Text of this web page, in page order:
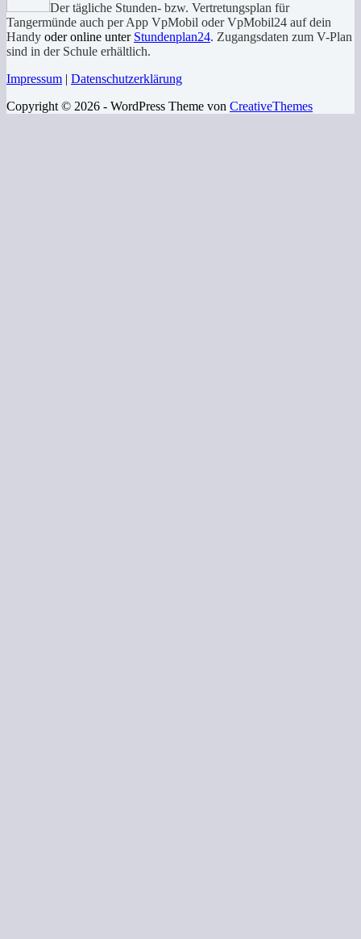
Der tägliche Stunden- bzw. Vertretungsplan für
Tangermünde auch per App VpMobil oder VpMobil24 auf dein
Handy oder online unter Stundenplan24. Zugangsdaten zum V-Plan
sind in der Schule erhältlich.
Impressum
Datenschutzerklärung
Copyright © 2026 - WordPress Theme von CreativeThemes